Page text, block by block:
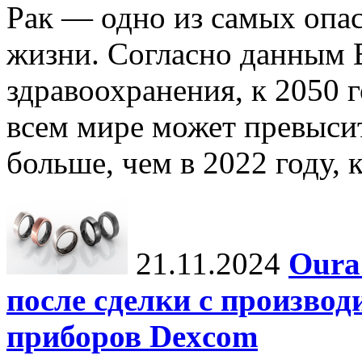
Рак — одно из самых
жизни. Согласно данным
здравоохранения, к 2050
всем мире может
больше, чем в 2022 году,
21.11.2024
после сделки с
приборов Dexcom